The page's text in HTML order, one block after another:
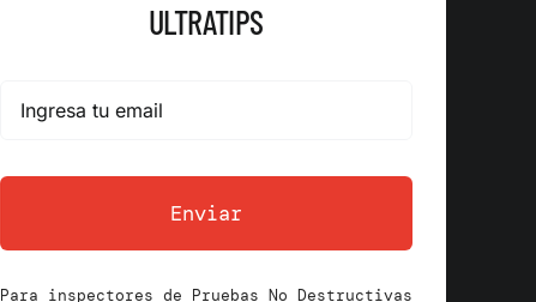
ULTRATIPS
Enviar
Para inspectores de Pruebas No Destructivas